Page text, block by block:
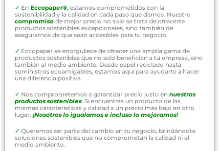
✓ En Eccopaper®, estamos comprometidos con la
sostenibilidad y la calidad en cada paso que damos. Nuestro
compromiso de mejor precio no solo se trata de ofrecerte
productos sostenibles excepcionales, sino también de
asegurarnos de que sean accesibles para tu negocio.
✓ Eccopaper se enorgullece de ofrecer una amplia gama de
productos sostenibles que no solo benefician a tu empresa, sino
también al medio ambiente. Desde papel reciclado hasta
suministros ecoamigables, estamos aquí para ayudarte a hacer
una diferencia positiva.
✓ Nos comprometemos a garantizar precio justo en nuestros
productos sostenibles. Si encuentras un producto de las
mismas características y calidad a un precio más bajo en otro
lugar, ¡Nosotros lo igualamos e incluso lo mejoramos!
✓ Queremos ser parte del cambio en tu negocio, brindándote
soluciones sostenibles que no comprometan la calidad ni el
medio ambiente.